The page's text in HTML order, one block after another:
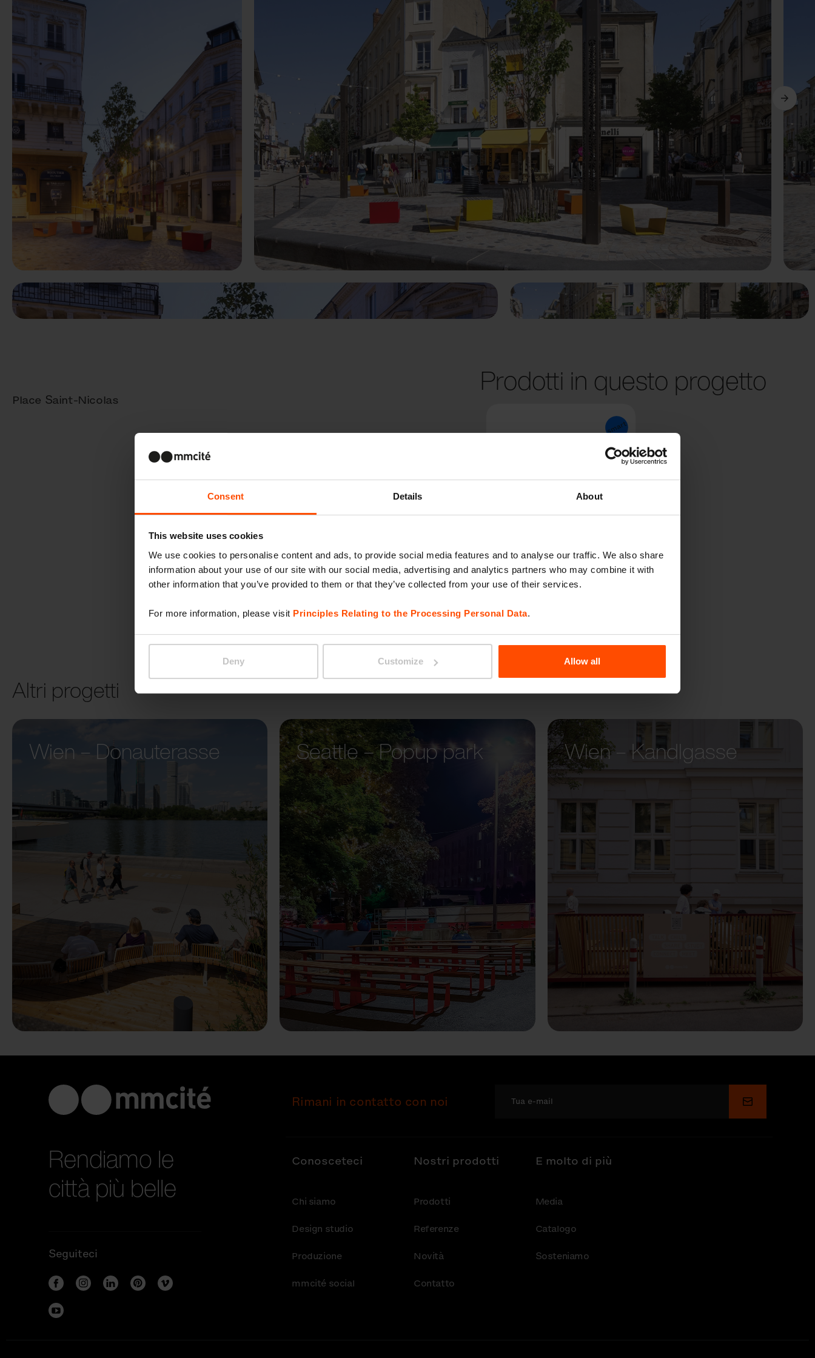
Consent Details About
This website uses cookies
We use cookies to personalise content and ads, to provide social media features and to analyse our traffic. We also share
information about your use of our site with our social media, advertising and analytics partners who may combine it with
other information that you’ve provided to them or that they’ve collected from your use of their services.
For more information, please visit Principles Relating to the Processing Personal Data.
Deny Customize Allow all
Precedente Avanti
Place Saint-Nicolas
Prodotti in questo progetto
BLOCQ
Altri progetti
Wien – Donauterasse
Seattle – Popup park Wien – Kandlgasse
Rendiamo le
città più belle
Seguiteci
Rimani in contatto con noi Invia
Conosceteci
Chi siamo
Design studio
Produzione
mmcité social
Nostri prodotti
Prodotti
Referenze
Novità
Contatto
E molto di più
Media
Catalogo
Sosteniamo